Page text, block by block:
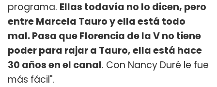
programa. Ellas todavía no lo dicen, pero
entre Marcela Tauro y ella está todo
mal. Pasa que Florencia de la V no tiene
poder para rajar a Tauro, ella está hace
30 años en el canal. Con Nancy Duré le fue
más fácil".